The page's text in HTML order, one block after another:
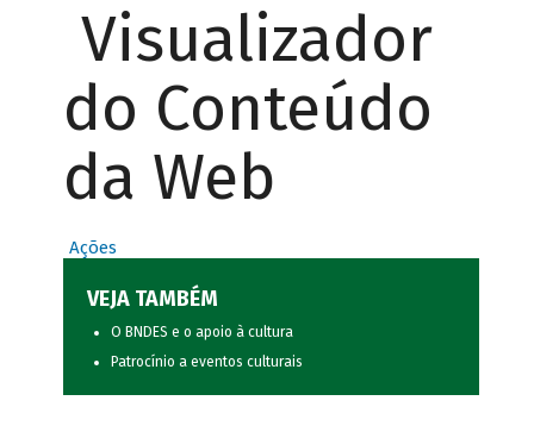
Visualizador
do Conteúdo
da Web
Ações
VEJA TAMBÉM
O BNDES e o apoio à cultura
Patrocínio a eventos culturais